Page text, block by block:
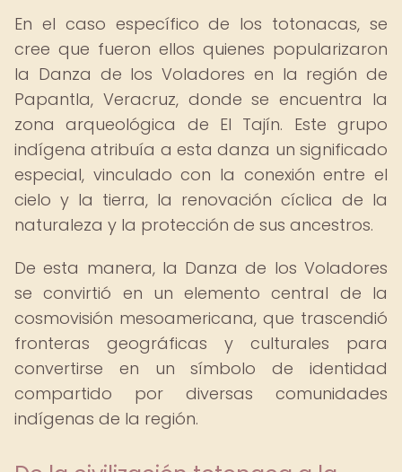
En el caso específico de los totonacas, se
cree que fueron ellos quienes popularizaron
la Danza de los Voladores en la región de
Papantla, Veracruz, donde se encuentra la
zona arqueológica de El Tajín. Este grupo
indígena atribuía a esta danza un significado
especial, vinculado con la conexión entre el
cielo y la tierra, la renovación cíclica de la
naturaleza y la protección de sus ancestros.
De esta manera, la Danza de los Voladores
se convirtió en un elemento central de la
cosmovisión mesoamericana, que trascendió
fronteras geográficas y culturales para
convertirse en un símbolo de identidad
compartido por diversas comunidades
indígenas de la región.